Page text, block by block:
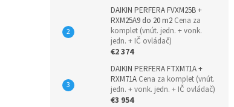
DAIKIN PERFERA FVXM25B +
RXM25A9 do 20 m2 Cena za
komplet (vnút. jedn. + vonk.
jedn. + IČ ovládač)
€2 374
DAIKIN PERFERA FTXM71A +
RXM71A Cena za komplet (vnút.
jedn. + vonk. jedn. + IČ ovládač)
€3 954